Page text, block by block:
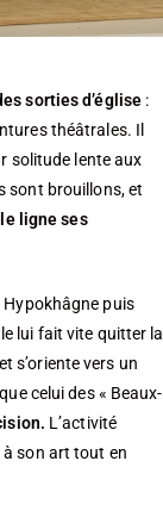
sorties d’église :
théâtrales. Il
solitude lente aux
sont brouillons, et
ligne ses
Hypokhâgne puis
lui fait vite quitter la
s’oriente vers un
celui des « Beaux-
L’activité
à son art tout en